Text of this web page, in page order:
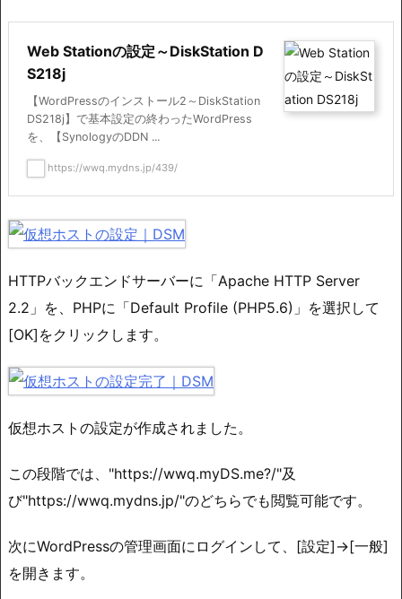
Web Stationの設定～DiskStation D
S218j
【WordPressのインストール2～DiskStation
DS218j】で基本設定の終わったWordPress
を、【SynologyのDDN ...
https://wwq.mydns.jp/439/
HTTPバックエンドサーバーに「Apache HTTP Server
2.2」を、PHPに「Default Profile (PHP5.6)」を選択して
[OK]をクリックします。
仮想ホストの設定が作成されました。
この段階では、"https://wwq.myDS.me?/"及
び"https://wwq.mydns.jp/"のどちらでも閲覧可能です。
次にWordPressの管理画面にログインして、[設定]→[一般]
を開きます。